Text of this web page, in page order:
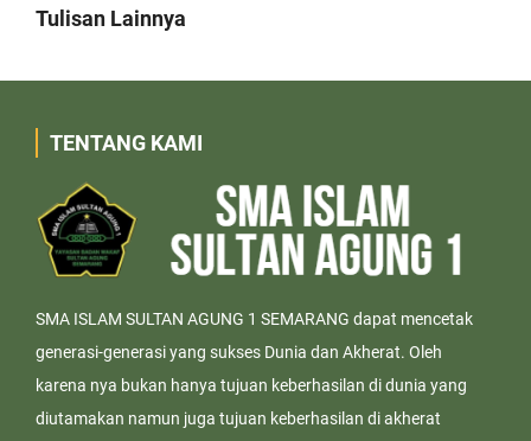
Tulisan Lainnya
TENTANG KAMI
SMA ISLAM SULTAN AGUNG 1 SEMARANG dapat mencetak
generasi-generasi yang sukses Dunia dan Akherat. Oleh
karena nya bukan hanya tujuan keberhasilan di dunia yang
diutamakan namun juga tujuan keberhasilan di akherat